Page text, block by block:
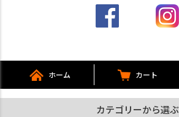
ホーム カート
カテゴリーから選ぶ